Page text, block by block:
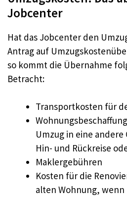
Jobcenter
Hat das Jobcenter den
Antrag auf
so kommt die Übernahme
Betracht:
Transportkosten für
Umzug in eine
Hin- und Rückreise
Maklergebühren
Kosten für die
alten Wohnung,